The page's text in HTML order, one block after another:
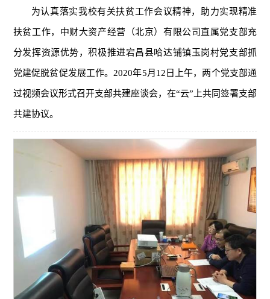
为认真落实我校有关扶贫工作会议精神，助力实现精准
扶贫工作，中财大资产经营（北京）有限公司直属党支部充
分发挥资源优势，积极推进宕昌县哈达铺镇玉岗村党支部抓
党建促脱贫促发展工作。2020年5月12日上午，两个党支部通
过视频会议形式召开支部共建座谈会，在“云”上共同签署支部
共建协议。